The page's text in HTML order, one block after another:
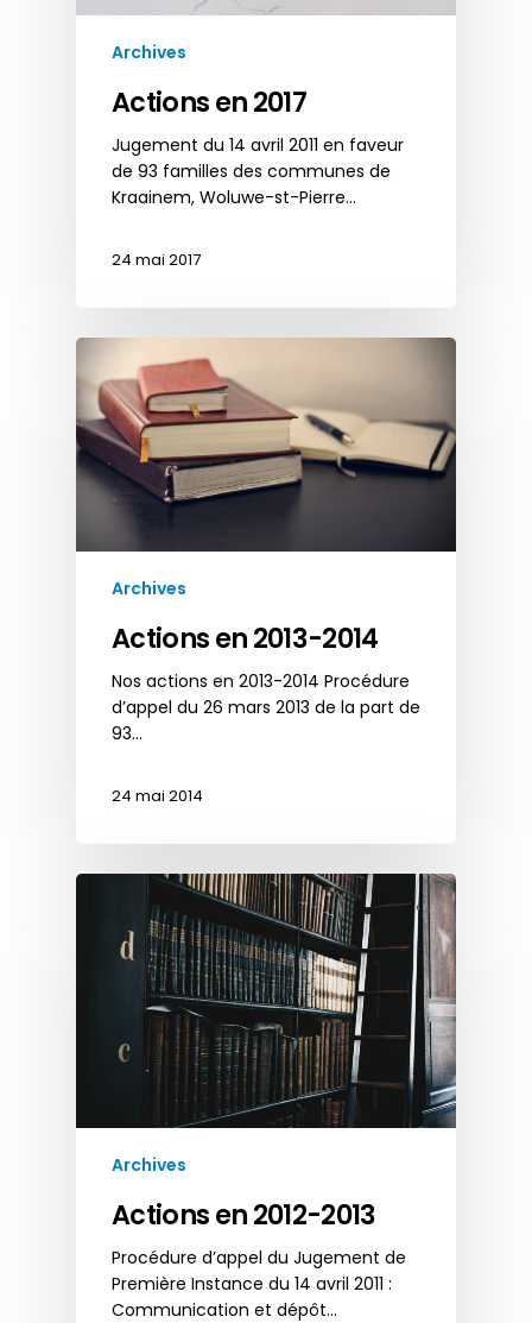
Archives
Actions en 2017
Jugement du 14 avril 2011 en faveur
de 93 familles des communes de
Kraainem, Woluwe-st-Pierre…
24 mai 2017
Archives
Actions en 2013-2014
Nos actions en 2013-2014 Procédure
d’appel du 26 mars 2013 de la part de
93…
24 mai 2014
Archives
Actions en 2012-2013
Procédure d’appel du Jugement de
Première Instance du 14 avril 2011 :
Communication et dépôt…